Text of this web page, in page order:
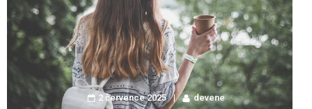
2 července 2025 devene